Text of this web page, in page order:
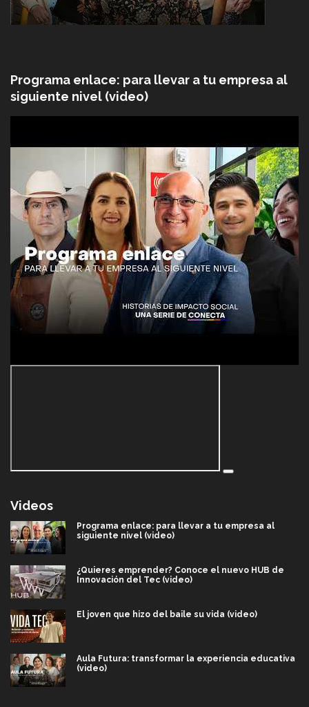
Programa enlace: para llevar a tu empresa al
siguiente nivel (video)
Videos
Programa enlace: para llevar a tu empresa al
siguiente nivel (video)
¿Quieres emprender? Conoce el nuevo HUB de
Innovación del Tec (video)
El joven que hizo del baile su vida (video)
Aula Futura: transformar la experiencia educativa
(video)